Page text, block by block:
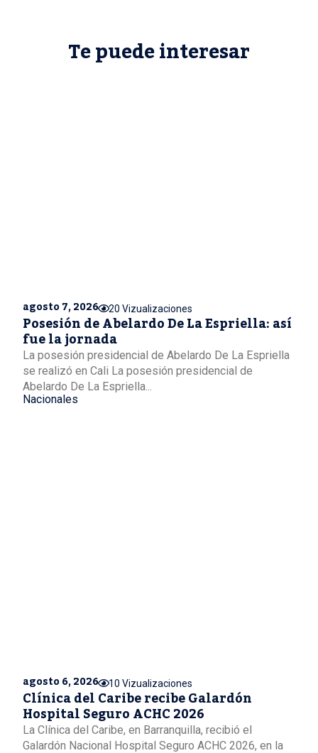
Te puede interesar
agosto 7, 2026 20 Vizualizaciones
Posesión de Abelardo De La Espriella: así
fue la jornada
La posesión presidencial de Abelardo De La Espriella
se realizó en Cali La posesión presidencial de
Abelardo De La Espriella...
Nacionales
agosto 6, 2026 10 Vizualizaciones
Clínica del Caribe recibe Galardón
Hospital Seguro ACHC 2026
La Clínica del Caribe, en Barranquilla, recibió el
Galardón Nacional Hospital Seguro ACHC 2026, en la